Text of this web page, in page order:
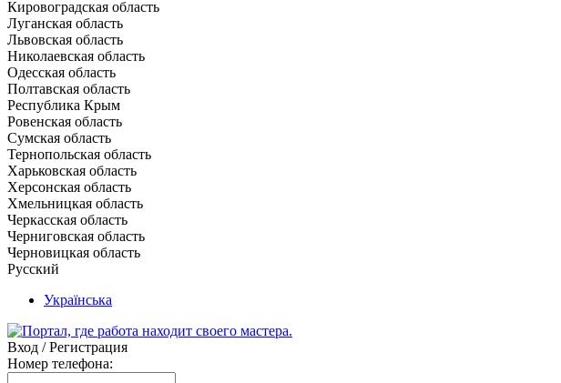
Кировоградская область
Луганская область
Львовская область
Николаевская область
Одесская область
Полтавская область
Республика Крым
Ровенская область
Сумская область
Тернопольская область
Харьковская область
Херсонская область
Хмельницкая область
Черкасская область
Черниговская область
Черновицкая область
Русский
Українська
Вход / Регистрация
Номер телефона: